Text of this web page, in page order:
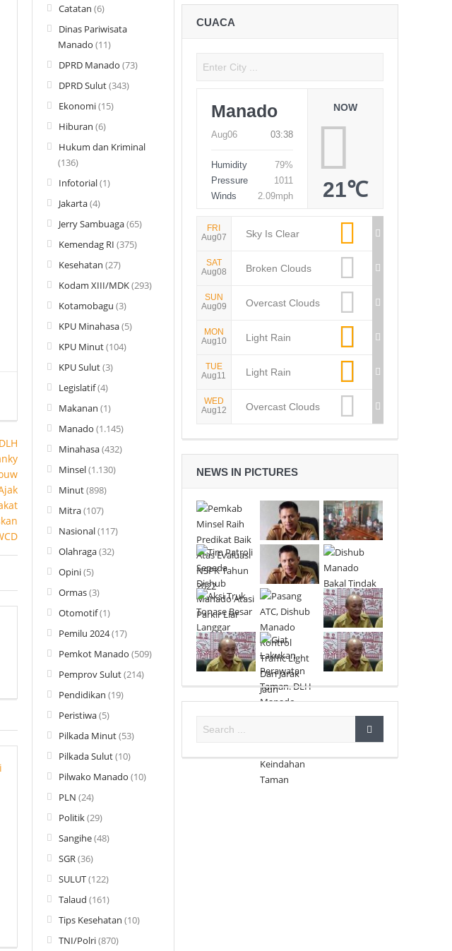
Catatan (6)
Dinas Pariwisata
Manado (11)
DPRD Manado (73)
DPRD Sulut(343)
Ekonomi(15)
Hiburan (6)
Hukum dan Kriminal
(136)
Infotorial(1)
Jakarta(4)
Jerry Sambuaga(65)
Kemendag RI (375)
Kesehatan (27)
Kodam XIII/MDK(293)
Kotamobagu (3)
KPU Minahasa(5)
KPU Minut(104)
KPU Sulut(3)
Legislatif(4)
Makanan (1)
Manado (1.145)
Minahasa(432)
Minsel(1.130)
Minut(898)
Mitra(107)
Nasional(117)
Olahraga(32)
Opini(5)
Ormas(3)
Otomotif(1)
Pemilu 2024(17)
Pemkot Manado (509)
Pemprov Sulut(214)
Pendidikan (19)
Peristiwa(5)
Pilkada Minut(53)
Pilkada Sulut(10)
Pilwako Manado (10)
PLN (24)
Politik(29)
Sangihe(48)
SGR(36)
SULUT(122)
Talaud (161)
Tips Kesehatan (10)
TNI/Polri(870)
CUACA
Manado
Aug06 03:38
Humidity
79%
Pressure
1011
Winds
2.09mph
NOW
21℃
FRI
Aug07
Sky Is Clear
SAT
Aug08
Broken Clouds
SUN
Aug09
Overcast Clouds
MON
Aug10
Light Rain
TUE
Aug11
Light Rain
WED
Aug12
Overcast Clouds
NEWS IN PICTURES